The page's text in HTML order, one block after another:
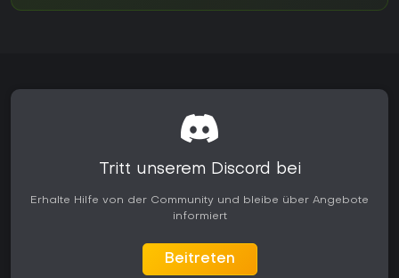
Tritt unserem Discord bei
Erhalte Hilfe von der Community und bleibe über Angebote
informiert
Beitreten